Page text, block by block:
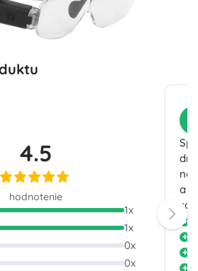
4.5
hodnotenie
1x
1x
0x
0x
a
so